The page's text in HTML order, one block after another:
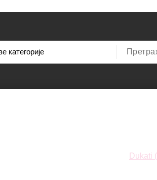
Dukati